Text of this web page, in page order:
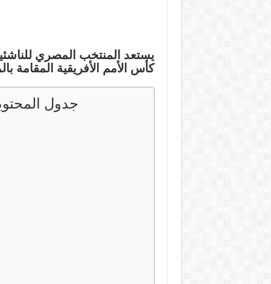
يستعد المنتخب المصري للناشئين (تحت 17 عاماً)، تحت
كأس الأمم الأفريقية المقامة
جدول